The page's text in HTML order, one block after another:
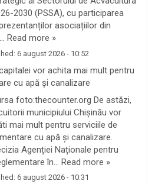
2030 (PSSA), cu participarea
asociațiilor din
Read more »
6 august 2026 - 10:52
vor achita mai mult pentru
cu apă și canalizare
foto:thecounter.org De astăzi,
municipiului Chișinău vor
mai mult pentru serviciile de
cu apă și canalizare.
Agenției Naționale pentru
în… Read more »
6 august 2026 - 10:31